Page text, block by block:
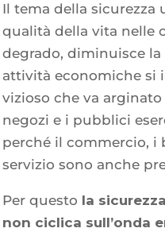
Il tema della sicurezza
qualità della vita nelle
degrado, diminuisce
attività economiche si
vizioso che va
negozi e i pubblici
perché il commercio, i
servizio sono anche
Per questo la
non ciclica sull’onda